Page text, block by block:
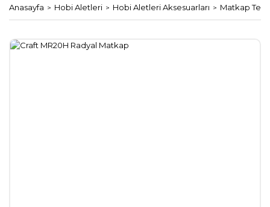
Anasayfa Hobi Aletleri Hobi Aletleri Aksesuarları Matkap